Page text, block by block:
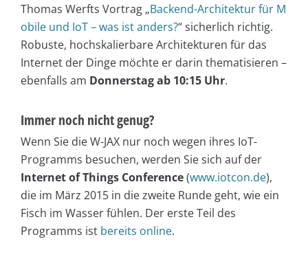
Thomas Werfts Vortrag „Backend-Architektur für M
obile und IoT – was ist anders?“ sicherlich richtig.
Robuste, hochskalierbare Architekturen für das
Internet der Dinge möchte er darin thematisieren –
ebenfalls am Donnerstag ab 10:15 Uhr.
Immer noch nicht genug?
Wenn Sie die W-JAX nur noch wegen ihres IoT-
Programms besuchen, werden Sie sich auf der
Internet of Things Conference(www.iotcon.de),
die im März 2015 in die zweite Runde geht, wie ein
Fisch im Wasser fühlen. Der erste Teil des
Programms ist bereits online.